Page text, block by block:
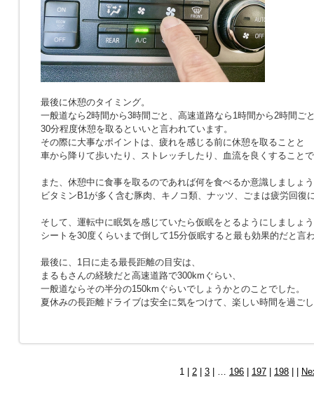
最後に休憩のタイミング。
一般道なら2時間から3時間ごと、高速道路なら1時間から2時間ご
30分程度休憩を取るといいと言われています。
その際に大事なポイントは、疲れを感じる前に休憩を取ることと
車から降りて歩いたり、ストレッチしたり、血流を良くすること
また、休憩中に食事を取るのであれば何を食べるか意識しましょ
ビタミンB1が多く含む豚肉、キノコ類、ナッツ、ごまは疲労回復
そして、運転中に眠気を感じていたら仮眠をとるようにしましょ
シートを30度くらいまで倒して15分仮眠すると最も効果的だと言
最後に、1日に走る最長距離の目安は、
まるもさんの経験だと高速道路で300kmぐらい、
一般道ならその半分の150kmぐらいでしょうかとのことでした。
夏休みの長距離ドライブは安全に気をつけて、楽しい時間を過ご
1 | 2 3 | … 196 197 198